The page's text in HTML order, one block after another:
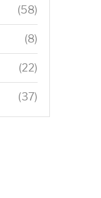
(58)
(8)
(22)
(37)